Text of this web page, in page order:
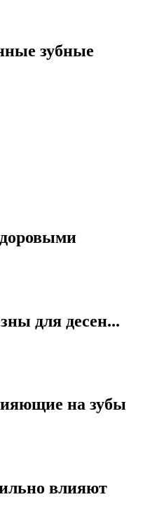
зубные
для десен...
на зубы
влияют